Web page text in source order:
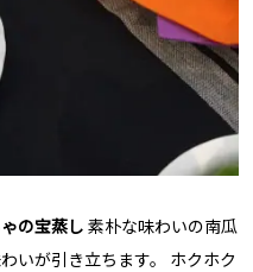
の宝蒸し 素朴な味わいの南瓜
いが引き立ちます。 ホクホク